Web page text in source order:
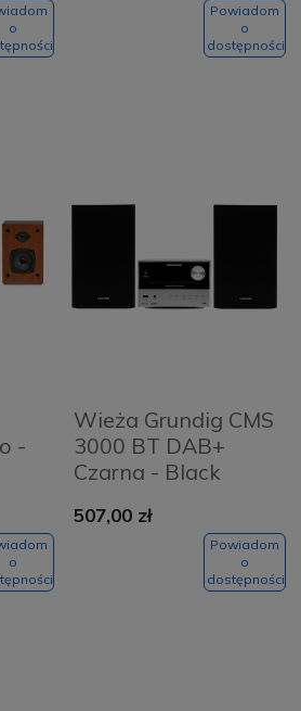
o
Powiadom
o
dostępności
-
o
Wieża Grundig CMS
3000 BT DAB+
Czarna - Black
507,00 zł
Powiadom
o
dostępności